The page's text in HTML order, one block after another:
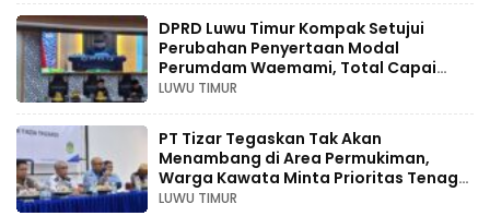
DPRD Luwu Timur Kompak Setujui
Perubahan Penyertaan Modal
Perumdam Waemami, Total Capai
Rp131,68 Miliar Hingga 2030
LUWU TIMUR
PT Tizar Tegaskan Tak Akan
Menambang di Area Permukiman,
Warga Kawata Minta Prioritas Tenaga
Kerja Lokal
LUWU TIMUR